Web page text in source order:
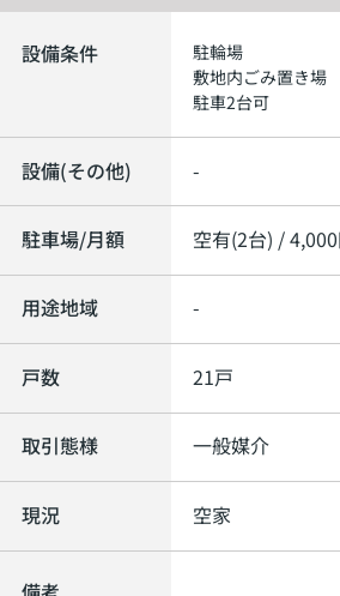
設備条件
駐輪場
敷地内ごみ置き場
駐車2台可
設備(その他) -
駐車場/月額 空有(2台) /
用途地域 -
戸数 21戸
取引態様 一般媒介
現況 空家